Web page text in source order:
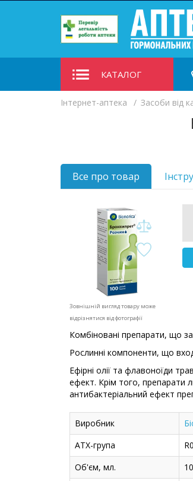
КАТАЛОГ
Iнтернет-аптека Засоби від
Все про товар
Зовнішній вигляд товару може
відрізнятися від фотографії
Комбіновані препарати, що
Рослинні компоненти, що
Ефірні олії та флавоноїди
ефект. Крім того, препарати
антибактеріальний ефект
Виробник
АТХ-група
Об'єм, мл.